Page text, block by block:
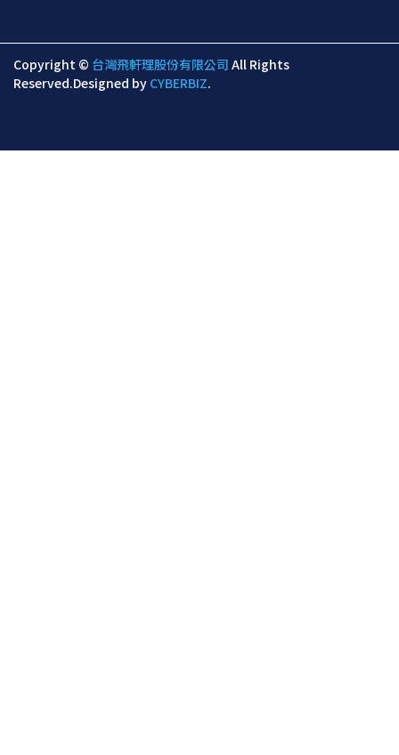
Copyright © 台灣飛軒理股份有限公司 All Rights
Reserved.Designed by CYBERBIZ.